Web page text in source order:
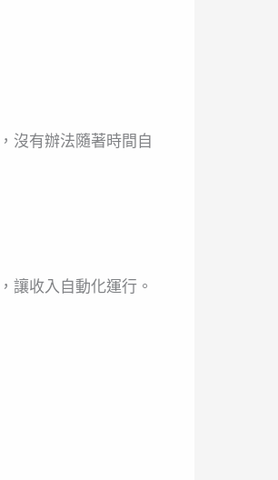
沒有辦法隨著時間自
讓收入自動化運行。